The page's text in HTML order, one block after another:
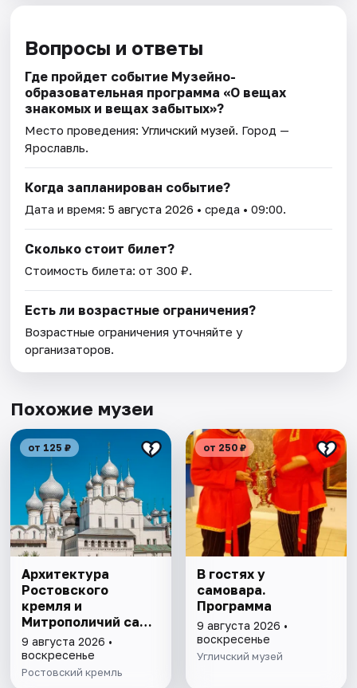
Вопросы и ответы
Где пройдет событие Музейно-
образовательная программа «О вещах
знакомых и вещах забытых»?
Место проведения:Угличский музей. Город —
Ярославль.
Когда запланирован событие?
Дата и время:5 августа 2026 • среда • 09:00.
Сколько стоит билет?
Стоимость билета: от 300 ₽.
Есть ли возрастные ограничения?
Возрастные ограничения уточняйте у
организаторов.
Похожие музеи
от 125 ₽
Архитектура
Ростовского
кремля и
Митрополичий сад,
выставка
"Митрополичье
варенье"
9 августа 2026 •
воскресенье
Ростовский кремль
от 250 ₽
В гостях у
самовара.
Программа
9 августа 2026 •
воскресенье
Угличский музей